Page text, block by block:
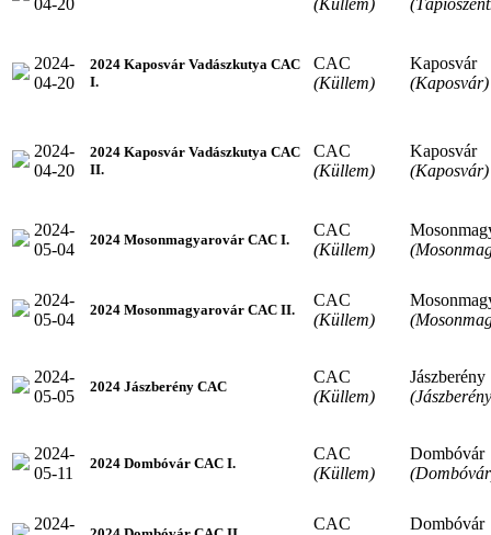
2024-
04-20
2024 Kaposvár Vadászkutya CAC
I.
CAC
(Küllem)
Kaposvár
(Kaposvár)
2024-
04-20
2024 Kaposvár Vadászkutya CAC
II.
CAC
(Küllem)
Kaposvár
(Kaposvár)
2024-
05-04
2024 Mosonmagyarovár CAC I.
CAC
(Küllem)
2024-
05-04
2024 Mosonmagyarovár CAC II.
CAC
(Küllem)
2024-
05-05
2024 Jászberény CAC
CAC
(Küllem)
Jászberény
2024-
05-11
2024 Dombóvár CAC I.
CAC
(Küllem)
Dombóvár
2024-
CAC
Dombóvár